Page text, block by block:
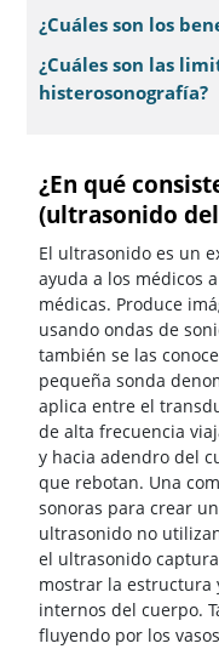
¿Cuáles son los
¿Cuáles son las
histerosonografía?
¿En qué
(ultrasonido
El ultrasonido es un
ayuda a los médicos
médicas. Produce
usando ondas de
también se las
pequeña sonda
aplica entre el
de alta frecuencia
y hacia adendro del
que rebotan. Una
sonoras para crear
ultrasonido no
el ultrasonido
mostrar la estructura
internos del cuerpo.
fluyendo por los